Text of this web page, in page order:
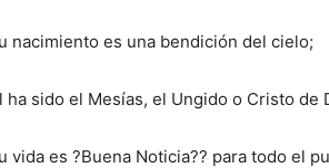
nacimiento es una bendición del cielo;
ha sido el Mesías, el Ungido o Cristo de
vida es ?Buena Noticia?? para todo el